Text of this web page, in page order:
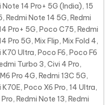
Note 14 Pro+ 5G (India), 15
Redmi Note 14 5G, Redmi
Pro+ 5G, Poco C75, Redmi
Pro 5G, Mix Flip, Mix Fold 4,
K70 Ultra, Poco F6, Poco F6
Turbo 3, Civi 4 Pro,
Pro 4G, Redmi 13C 5G,
K70E, Poco X6 Pro, 14 Ultra,
Pro, Redmi Note 13, Redmi